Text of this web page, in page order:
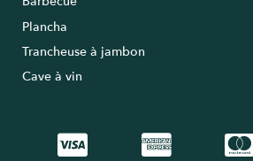
Plancha
Trancheuse à jambon
Cave à vin